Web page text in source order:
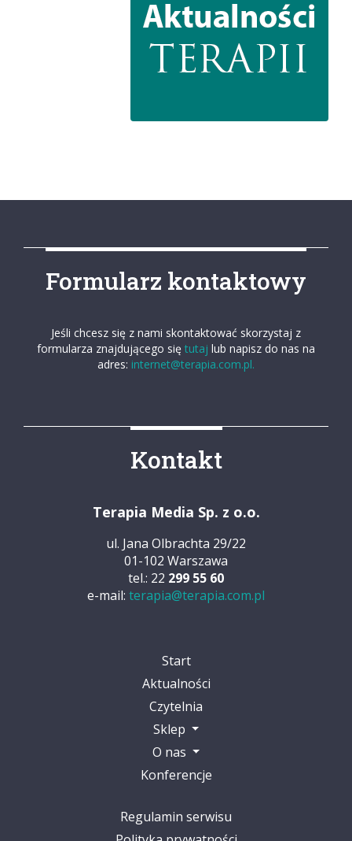
Formularz kontaktowy
Jeśli chcesz się z nami skontaktować skorzystaj z
formularza znajdującego się tutaj lub napisz do nas na
adres: internet@terapia.com.pl.
Kontakt
Terapia Media Sp. z o.o.
ul. Jana Olbrachta 29/22
01-102 Warszawa
tel.: 22 299 55 60
e-mail: terapia@terapia.com.pl
Start
Aktualności
Czytelnia
Sklep
O nas
Konferencje
Regulamin serwisu